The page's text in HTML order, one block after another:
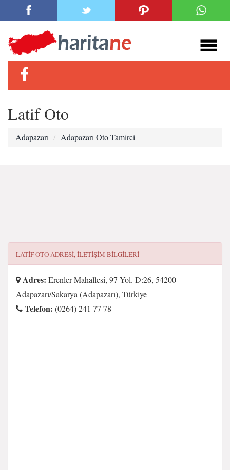
Latif Oto
Adapazarı Adapazarı Oto Tamirci
LATIF OTOADRESI, ILETIŞIM BILGILERI
Adres: Erenler Mahallesi, 97 Yol. D:26, 54200
Adapazarı/Sakarya (Adapazarı), Türkiye
Telefon: (0264) 241 77 78